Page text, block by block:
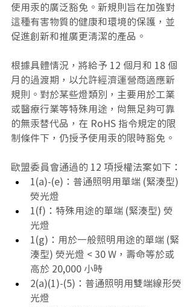
使用汞的廣泛豁免。新規則旨在加強對
這種有害物質的健康和環境的保護，並
促進創新和推廣更清潔的產品。
根據具體情況，將給予 12 個月和 18 個
月的過渡期，以允許經濟運營商適應新
規則。對於某些燈類別，主要用於工業
或醫療行業等特殊用途，尚無足夠可靠
的無汞替代品，在 RoHS 指令規定的限
制條件下，仍授予使用汞的限時豁免。
歐盟委員會通過的 12 項授權法案如下：
1(a)-(e)：普通照明用單端 (緊湊型)
熒光燈
1(f)：特殊用途的單端 (緊湊型) 熒
光燈
1(g)：用於一般照明用途的單端 (緊
湊型) 熒光燈 < 30 W，壽命等於或
高於 20,000 小時
2(a)(1)-(5)：普通照明用雙端線形熒
光燈